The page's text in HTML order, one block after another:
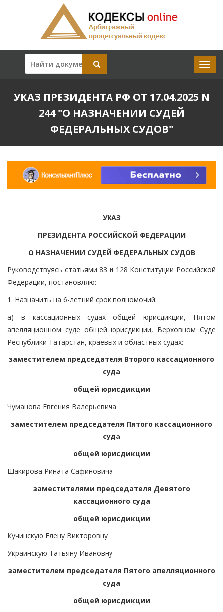
УКАЗ ПРЕЗИДЕНТА РФ ОТ 17.04.2025 N
244 "О НАЗНАЧЕНИИ СУДЕЙ
ФЕДЕРАЛЬНЫХ СУДОВ"
УКАЗ
ПРЕЗИДЕНТА РОССИЙСКОЙ ФЕДЕРАЦИИ
О НАЗНАЧЕНИИ СУДЕЙ ФЕДЕРАЛЬНЫХ СУДОВ
Руководствуясь статьями 83 и 128 Конституции Российской
Федерации, постановляю:
1. Назначить на 6-летний срок полномочий:
а) в кассационных судах общей юрисдикции, Пятом
апелляционном суде общей юрисдикции, Верховном Суде
Республики Татарстан, краевых и областных судах:
заместителем председателя Второго кассационного
суда
общей юрисдикции
Чуманова Евгения Валерьевича
заместителем председателя Пятого кассационного
суда
общей юрисдикции
Шакирова Рината Сафиновича
заместителями председателя Девятого
кассационного суда
общей юрисдикции
Кучинскую Елену Викторовну
Украинскую Татьяну Ивановну
заместителем председателя Пятого апелляционного
суда
общей юрисдикции